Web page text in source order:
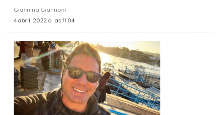
Giannina Giannoni
4 abril, 2022 a las 11:04